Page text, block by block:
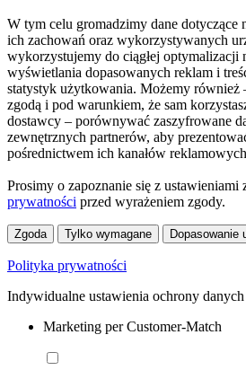
W tym celu gromadzimy dane dotyczące
ich zachowań oraz wykorzystywanych
wykorzystujemy do ciągłej optymalizacji
wyświetlania dopasowanych reklam i
statystyk użytkowania. Możemy również
zgodą i pod warunkiem, że sam
dostawcy – porównywać zaszyfrowane
zewnętrznych partnerów, aby
pośrednictwem ich kanałów
Prosimy o zapoznanie się z ustawieniami
prywatności przed wyrażeniem zgody.
Zgoda Tylko wymagane Dopasowanie
Polityka prywatności
Indywidualne ustawienia ochrony danych
Marketing per Customer-Match